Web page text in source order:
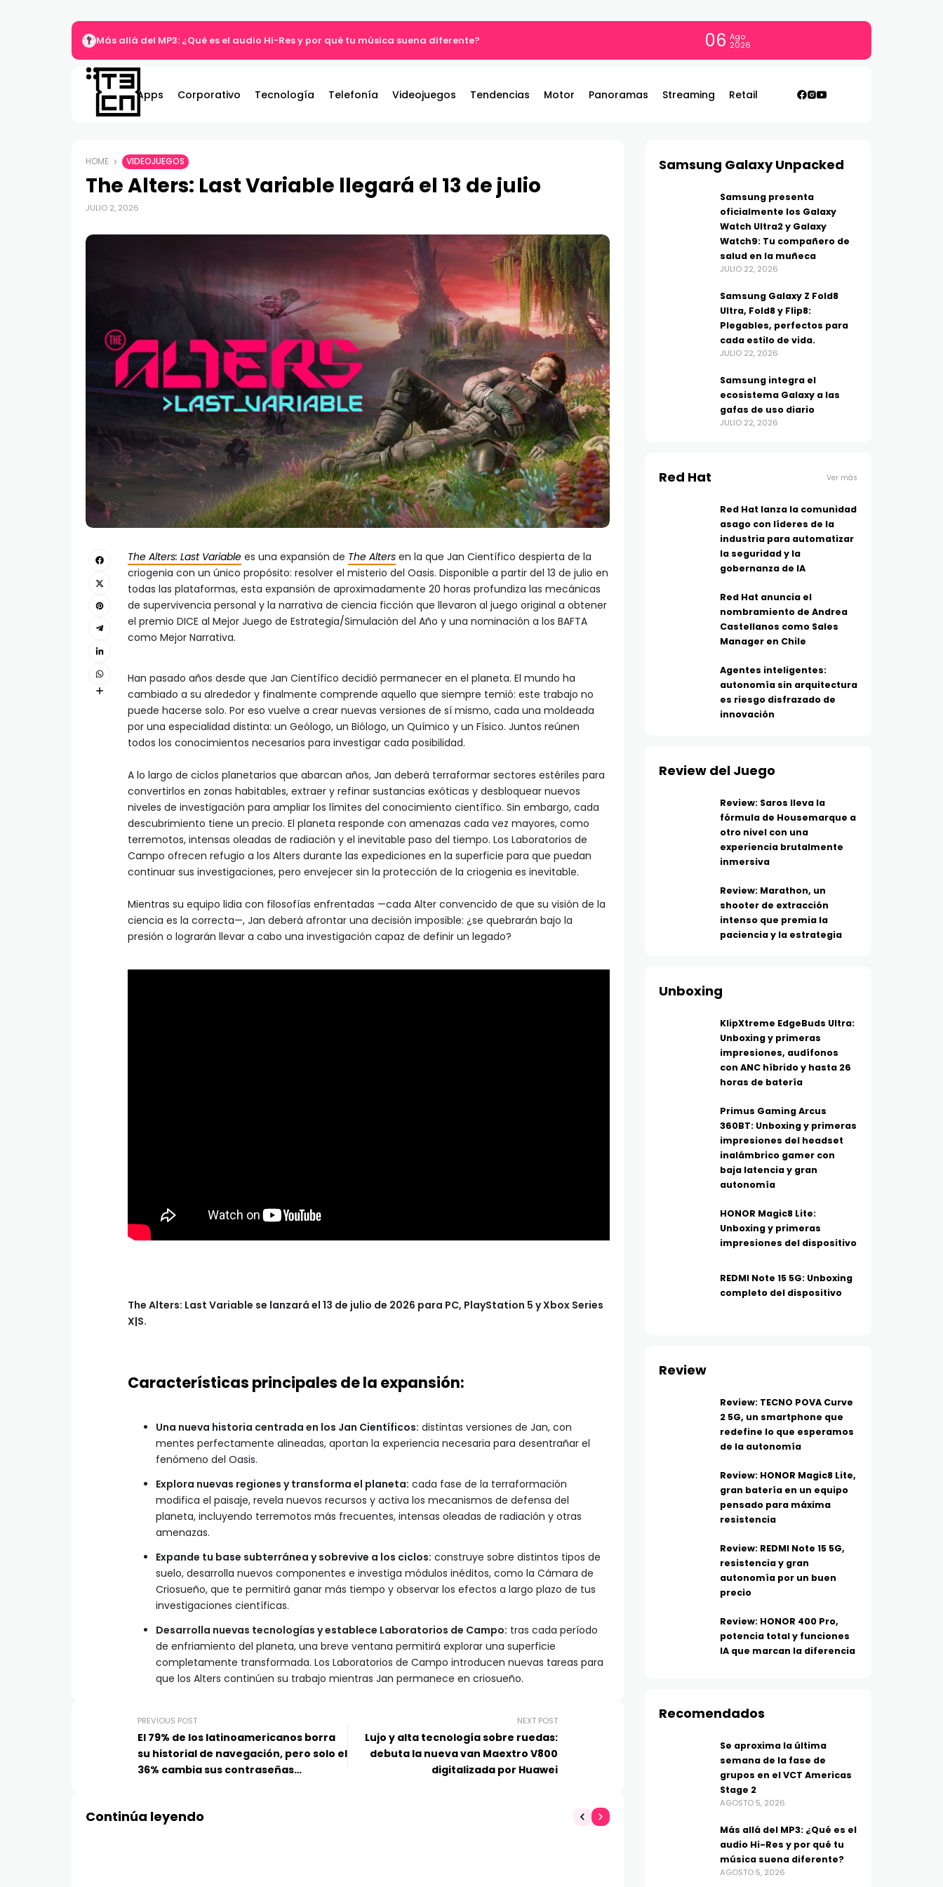
Más allá del MP3: ¿Qué es el audio Hi-Res y por qué tu música suena diferente? 06 Ago
2026
Apps Corporativo Tecnología Telefonía Videojuegos Tendencias Motor Panoramas Streaming Retail
HOME VIDEOJUEGOS
The Alters: Last Variable llegará el 13 de julio
JULIO 2, 2026
The Alters: Last Variable es una expansión de The Alters en la que Jan Científico despierta de la
criogenia con un único propósito: resolver el misterio del Oasis. Disponible a partir del 13 de julio en
todas las plataformas, esta expansión de aproximadamente 20 horas profundiza las mecánicas
de supervivencia personal y la narrativa de ciencia ficción que llevaron al juego original a obtener
el premio DICE al Mejor Juego de Estrategia/Simulación del Año y una nominación a los BAFTA
como Mejor Narrativa.
Han pasado años desde que Jan Científico decidió permanecer en el planeta. El mundo ha
cambiado a su alrededor y finalmente comprende aquello que siempre temió: este trabajo no
puede hacerse solo. Por eso vuelve a crear nuevas versiones de sí mismo, cada una moldeada
por una especialidad distinta: un Geólogo, un Biólogo, un Químico y un Físico. Juntos reúnen
todos los conocimientos necesarios para investigar cada posibilidad.
A lo largo de ciclos planetarios que abarcan años, Jan deberá terraformar sectores estériles para
convertirlos en zonas habitables, extraer y refinar sustancias exóticas y desbloquear nuevos
niveles de investigación para ampliar los límites del conocimiento científico. Sin embargo, cada
descubrimiento tiene un precio. El planeta responde con amenazas cada vez mayores, como
terremotos, intensas oleadas de radiación y el inevitable paso del tiempo. Los Laboratorios de
Campo ofrecen refugio a los Alters durante las expediciones en la superficie para que puedan
continuar sus investigaciones, pero envejecer sin la protección de la criogenia es inevitable.
Mientras su equipo lidia con filosofías enfrentadas —cada Alter convencido de que su visión de la
ciencia es la correcta—, Jan deberá afrontar una decisión imposible: ¿se quebrarán bajo la
presión o lograrán llevar a cabo una investigación capaz de definir un legado?
The Alters: Last Variable se lanzará el 13 de julio de 2026 para PC, PlayStation 5 y Xbox Series
X|S.
Características principales de la expansión:
Una nueva historia centrada en los Jan Científicos: distintas versiones de Jan, con
mentes perfectamente alineadas, aportan la experiencia necesaria para desentrañar el
fenómeno del Oasis.
Explora nuevas regiones y transforma el planeta: cada fase de la terraformación
modifica el paisaje, revela nuevos recursos y activa los mecanismos de defensa del
planeta, incluyendo terremotos más frecuentes, intensas oleadas de radiación y otras
amenazas.
Expande tu base subterránea y sobrevive a los ciclos: construye sobre distintos tipos de
suelo, desarrolla nuevos componentes e investiga módulos inéditos, como la Cámara de
Criosueño, que te permitirá ganar más tiempo y observar los efectos a largo plazo de tus
investigaciones científicas.
Desarrolla nuevas tecnologías y establece Laboratorios de Campo: tras cada período
de enfriamiento del planeta, una breve ventana permitirá explorar una superficie
completamente transformada. Los Laboratorios de Campo introducen nuevas tareas para
que los Alters continúen su trabajo mientras Jan permanece en criosueño.
PREVIOUS POST
El 79% de los latinoamericanos borra
su historial de navegación, pero solo el
36% cambia sus contraseñas
NEXT POST
Lujo y alta tecnología sobre ruedas:
debuta la nueva van Maextro V800
digitalizada por Huawei
Continúa leyendo
Samsung Galaxy Unpacked
Samsung presenta
oficialmente los Galaxy
Watch Ultra2 y Galaxy
Watch9: Tu compañero de
salud en la muñeca
JULIO 22, 2026
Samsung Galaxy Z Fold8
Ultra, Fold8 y Flip8:
Plegables, perfectos para
cada estilo de vida.
JULIO 22, 2026
Samsung integra el
ecosistema Galaxy a las
gafas de uso diario
JULIO 22, 2026
Red Hat Ver más
Red Hat lanza la comunidad
asago con líderes de la
industria para automatizar
la seguridad y la
gobernanza de IA
Red Hat anuncia el
nombramiento de Andrea
Castellanos como Sales
Manager en Chile
Agentes inteligentes:
autonomía sin arquitectura
es riesgo disfrazado de
innovación
Review del Juego
Review: Saros lleva la
fórmula de Housemarque a
otro nivel con una
experiencia brutalmente
inmersiva
Review: Marathon, un
shooter de extracción
intenso que premia la
paciencia y la estrategia
Unboxing
KlipXtreme EdgeBuds Ultra:
Unboxing y primeras
impresiones, audífonos
con ANC híbrido y hasta 26
horas de batería
Primus Gaming Arcus
360BT: Unboxing y primeras
impresiones del headset
inalámbrico gamer con
baja latencia y gran
autonomía
HONOR Magic8 Lite:
Unboxing y primeras
impresiones del dispositivo
REDMI Note 15 5G: Unboxing
completo del dispositivo
Review
Review: TECNO POVA Curve
2 5G, un smartphone que
redefine lo que esperamos
de la autonomía
Review: HONOR Magic8 Lite,
gran batería en un equipo
pensado para máxima
resistencia
Review: REDMI Note 15 5G,
resistencia y gran
autonomía por un buen
precio
Review: HONOR 400 Pro,
potencia total y funciones
IA que marcan la diferencia
Recomendados
Se aproxima la última
semana de la fase de
grupos en el VCT Americas
Stage 2
AGOSTO 5, 2026
Más allá del MP3: ¿Qué es el
audio Hi-Res y por qué tu
música suena diferente?
AGOSTO 5, 2026